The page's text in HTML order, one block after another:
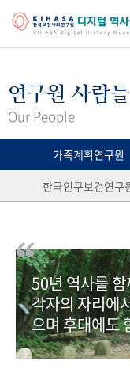
걸어온 길 기관 변천사
연구 역사
정책과 연구 키워드
간행물 변천사
기록물 아카이브
사진 아카이브 문서
50+1주년 기념
연구원 사람들
Our People
가족계획연구원
한국인구보건연구
50년 역사를
각자의 자리에
으며 후대에도